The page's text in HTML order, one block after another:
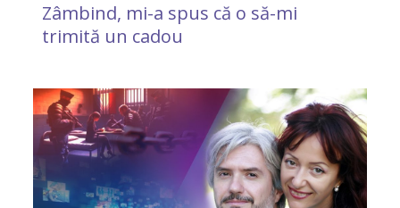
Zâmbind, mi-a spus că o să-mi
trimită un cadou